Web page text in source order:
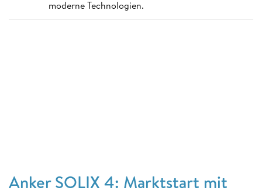
moderne Technologien.
Anker SOLIX 4: Marktstart mit